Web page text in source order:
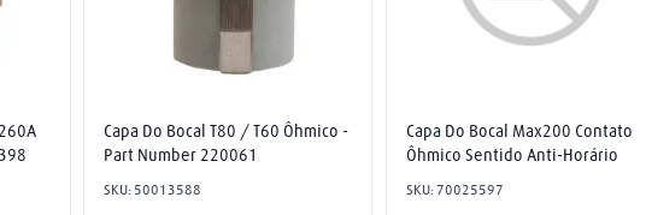
Capa Do Bocal T80 / T60 Ôhmico -
Part Number 220061
SKU: 50013588
Capa Do Bocal Max200 Contato
Ôhmico Sentido Anti-Horário
SKU:70025597